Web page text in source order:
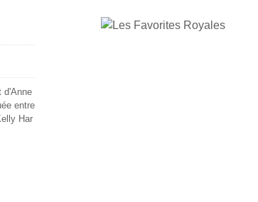
d'Anne
entre
Har